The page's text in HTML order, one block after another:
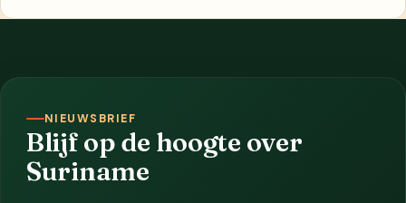
NIEUWSBRIEF
Blijf op de hoogte over
Suriname